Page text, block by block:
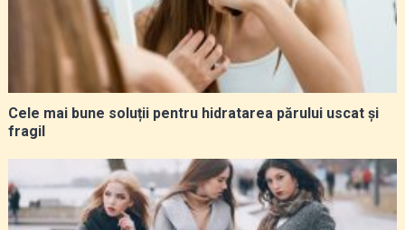
Cele mai bune soluții pentru hidratarea părului uscat și
fragil